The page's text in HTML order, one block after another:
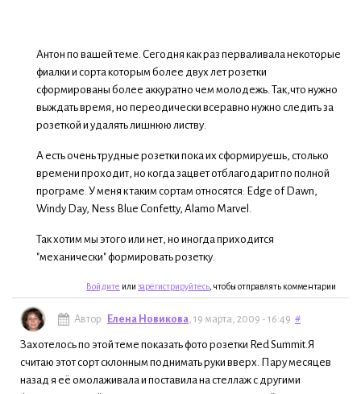
Антон по вашей теме. Сегодня как раз перваливала некоторые
фиалки и сорта которым более двух лет розетки
сформированы более аккуратно чем молодежь. Так,что нужно
выждать время, но переодически всеравно нужно следить за
розеткой и удалять лишнюю листву.
А есть очень трудные розетки пока их сформируешь, столько
времени проходит, но когда зацвет отблагодарит по полной
програме. У меня к таким сортам относятся: Edge of Dawn,
Windy Day, Ness Blue Confetty, Alamo Marvel.
Так хотим мы этого или нет, но иногда приходится
"механически" формировать розетку.
Войдите или зарегистрируйтесь , чтобы отправлять комментарии
Автор: Елена Новикова , 19 марта, 2009 - 16:49 #
Захотелось по этой теме показать фото розетки Red Summit.Я
считаю этот сорт склонным поднимать руки вверх. Пару месяцев
назад я её омолаживала и поставила на стеллаж с другими